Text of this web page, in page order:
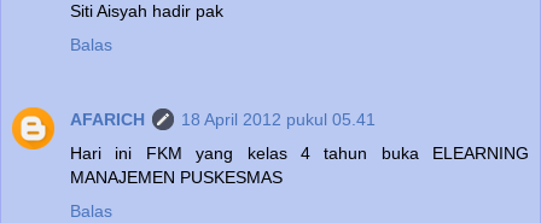
Siti Aisyah hadir pak
Balas
AFARICH
18 April 2012 pukul 05.41
Hari ini FKM yang kelas 4 tahun buka ELEARNING
MANAJEMEN PUSKESMAS
Balas